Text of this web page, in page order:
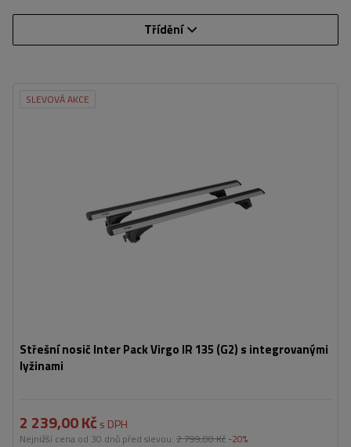
Třídění
SLEVOVÁ AKCE
Střešní nosič Inter Pack Virgo IR 135 (G2) s integrovanými
lyžinami
2 239,00 Kč s DPH
Nejnižší cena od 30 dnů před slevou: 2 799,00 Kč -20%